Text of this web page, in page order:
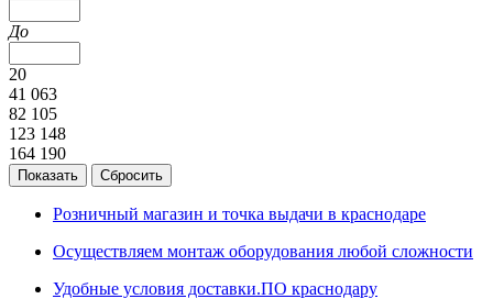
До
20
41 063
82 105
123 148
164 190
Розничный магазин и точка выдачи в краснодаре
Осуществляем монтаж оборудования любой сложности
Удобные условия доставки.ПО краснодару